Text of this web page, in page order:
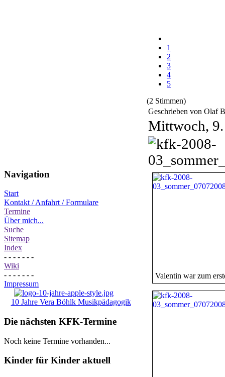
Navigation
Start
Kontakt / Anfahrt / Formulare
Termine
Über mich...
Suche
Sitemap
Index
- - - - - - -
Wiki
- - - - - - -
Impressum
10 Jahre Vera Böhlk Musikpädagogik
Die nächsten KFK-Termine
Noch keine Termine vorhanden...
Kinder für Kinder aktuell
1
2
3
4
5
(2 Stimmen)
Geschrieben von Olaf
Mittwoch,
Valentin war zum